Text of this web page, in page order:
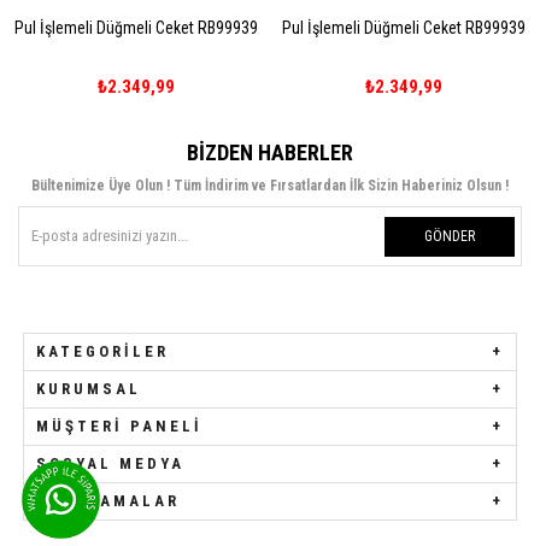
Pul İşlemeli Düğmeli Ceket RB99939
₺2.349,99
Pul İşlemeli Düğmeli Ceket RB99939
₺2.349,99
BIZDEN HABERLER
Bültenimize Üye Olun ! Tüm İndirim ve Fırsatlardan İlk Sizin Haberiniz Olsun !
GÖNDER
KATEGORILER
KURUMSAL
MÜŞTERI PANELI
SOSYAL MEDYA
UYGULAMALAR